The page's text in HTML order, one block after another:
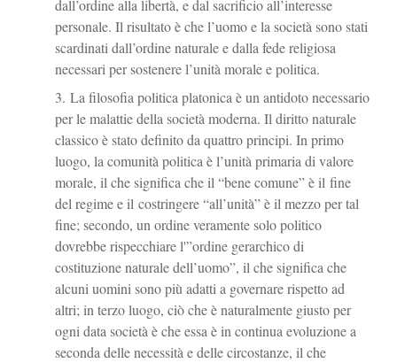
dall’ordine alla libertà, e dal sacrificio all’interesse
personale. Il risultato è che l’uomo e la società sono stati
scardinati dall’ordine naturale e dalla fede religiosa
necessari per sostenere l’unità morale e politica.
La filosofia politica platonica è un antidoto necessario
per le malattie della società moderna. Il diritto naturale
classico è stato definito da quattro principi. In primo
luogo, la comunità politica è l’unità primaria di valore
morale, il che significa che il “bene comune” è il fine
del regime e il costringere “all’unità” è il mezzo per tal
fine; secondo, un ordine veramente solo politico
dovrebbe rispecchiare l'”ordine gerarchico di
costituzione naturale dell’uomo”, il che significa che
alcuni uomini sono più adatti a governare rispetto ad
altri; in terzo luogo, ciò che è naturalmente giusto per
ogni data società è che essa è in continua evoluzione a
seconda delle necessità e delle circostanze, il che